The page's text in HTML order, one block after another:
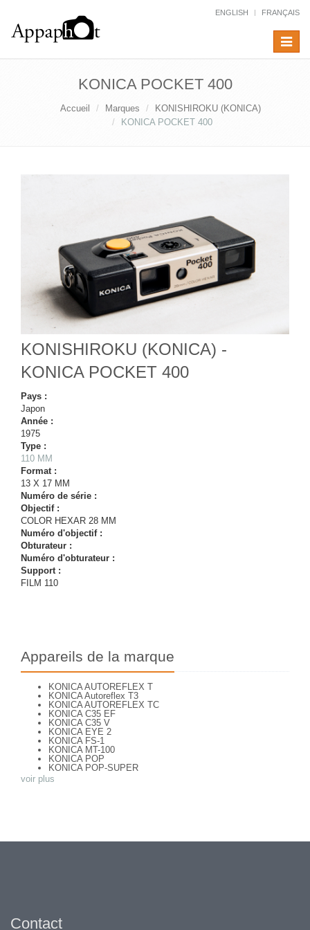
ENGLISH FRANÇAIS
Toggle
KONICA POCKET 400
Accueil Marques
KONISHIROKU (KONICA)
KONICA POCKET 400
KONISHIROKU (KONICA) -
KONICA POCKET 400
Pays :
Japon
Année :
1975
Type :
110 MM
Format :
13 X 17 MM
Numéro de série :
Objectif :
COLOR HEXAR 28 MM
Numéro d'objectif :
Obturateur :
Numéro d'obturateur :
Support :
FILM 110
Appareils de la marque
KONICA AUTOREFLEX T
KONICA Autoreflex T3
KONICA AUTOREFLEX TC
KONICA C35 EF
KONICA C35 V
KONICA EYE 2
KONICA FS-1
KONICA MT-100
KONICA POP
KONICA POP-SUPER
KONICA TOMATO
voir plus
Contact